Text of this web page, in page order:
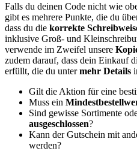
Falls du deinen Code nicht wie
gibt es mehrere Punkte, die du
dass du die korrekte
inklusive Groß- und
verwende im Zweifel unsere
zudem darauf, dass dein Einkauf
erfüllt, die du untermehr Details
Gilt die Aktion für eine
Muss ein
Sind gewisse Sortimente
ausgeschlossen?
Kann der Gutschein mit
werden?